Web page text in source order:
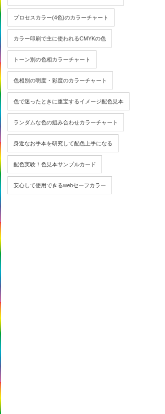
プロセスカラー(4色)のカラーチャート
カラー印刷で主に使われるCMYKの色
トーン別の色相カラーチャート
色相別の明度・彩度のカラーチャート
色で迷ったときに重宝するイメージ配色見本
ランダムな色の組み合わせカラーチャート
身近なお手本を研究して配色上手になる
配色実験！色見本サンプルカード
安心して使用できるwebセーフカラー